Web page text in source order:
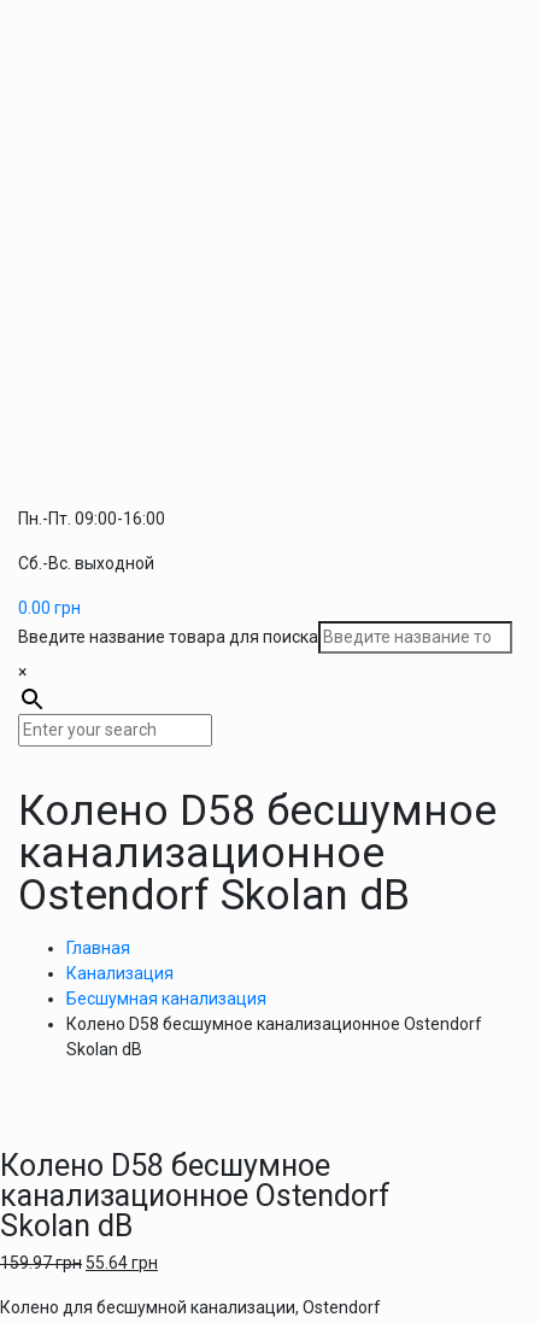
Пн.-Пт. 09:00-16:00
Сб.-Вс. выходной
0.00 грн
Введите название товара для поиска
×
Колено D58 бесшумное
канализационное
Ostendorf Skolan dB
Главная
Канализация
Бесшумная канализация
Колено D58 бесшумное канализационное Ostendorf
Skolan dB
Колено D58 бесшумное
канализационное Ostendorf
Skolan dB
159.97грн 55.64грн
Колено для бесшумной канализации, Ostendorf